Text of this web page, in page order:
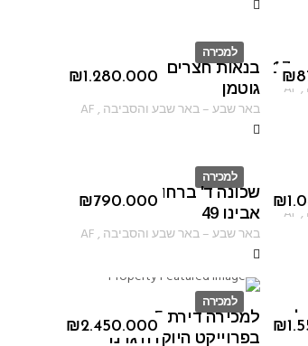
למכירה
ID
₪1.280.000
בנאות חצרים ברחוב נחום
גוטמן
באר שבע–באר שבע והסביבה ,
AF
₪
,
AF
למכירה
ID
₪790.000
שכונה ד' ברחוב אברהם
אבינו 49
באר שבע–באר שבע והסביבה ,
AF
₪
,
AF
למכירה
ID
₪2.450.000
למכירה דירת 5 חדרים
בפרוייקט היוקרה גרנד
₪